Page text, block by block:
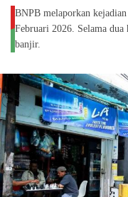
BNPB melaporkan
Februari 2026. Selama
banjir.